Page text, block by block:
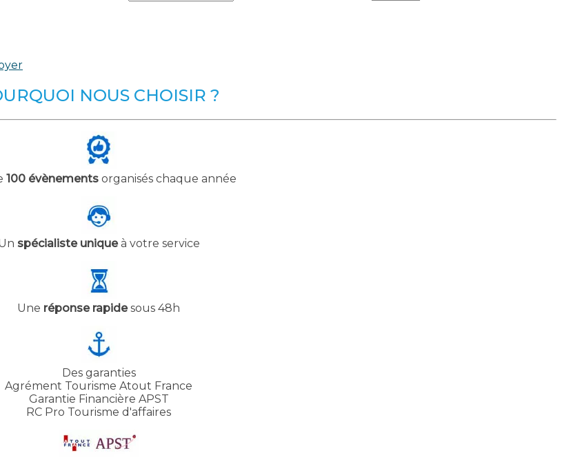
NOUS CHOISIR ?
100 évènementsorganisés chaque année
spécialiste uniqueà votre service
Une réponse rapidesous 48h
Des garanties
Agrément Tourisme Atout France
Garantie Financière APST
RC Pro Tourisme d'affaires